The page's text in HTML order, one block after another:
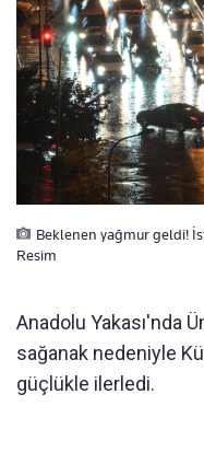
Beklenen yağmur geldi!
Resim
Anadolu Yakası'nda
sağanak nedeniyle
güçlükle ilerledi.